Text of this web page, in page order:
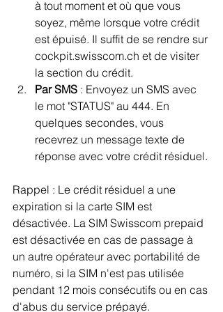
à tout moment et où que vous
soyez, même lorsque votre crédit
est épuisé. Il suffit de se rendre sur
cockpit.swisscom.ch et de visiter
la section du crédit.
Par SMS : Envoyez un SMS avec
le mot "STATUS" au 444. En
quelques secondes, vous
recevrez un message texte de
réponse avec votre crédit résiduel.
Rappel : Le crédit résiduel a une
expiration si la carte SIM est
désactivée. La SIM Swisscom prepaid
est désactivée en cas de passage à
un autre opérateur avec portabilité de
numéro, si la SIM n'est pas utilisée
pendant 12 mois consécutifs ou en cas
d'abus du service prépayé.